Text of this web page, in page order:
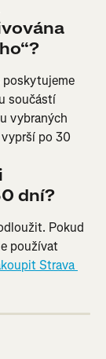
součástí
vybraných
po 30
dní?
Pokud
používat
Strava